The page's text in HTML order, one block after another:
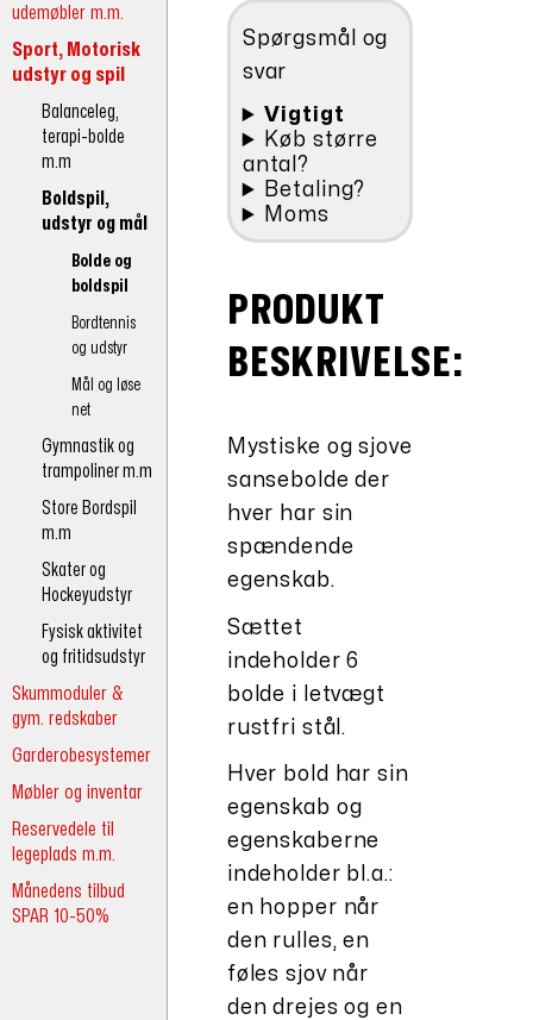
udemøbler m.m.
Sport, Motorisk
udstyr og spil
Balanceleg,
terapi-bolde
m.m
Boldspil,
udstyr og mål
Bolde og
boldspil
Bordtennis
og udstyr
Mål og løse
net
Gymnastik og
trampoliner m.m
Store Bordspil
m.m
Skater og
Hockeyudstyr
Fysisk aktivitet
og fritidsudstyr
Skummoduler &
gym. redskaber
Garderobesystemer
Møbler og inventar
Reservedele til
legeplads m.m.
Månedens tilbud
SPAR 10-50%
Spørgsmål og
svar
Vigtigt
Køb større
antal?
Betaling?
Moms
PRODUKT
BESKRIVELSE:
Mystiske og sjove
sansebolde der
hver har sin
spændende
egenskab.
Sættet
indeholder 6
bolde i letvægt
rustfri stål.
Hver bold har sin
egenskab og
egenskaberne
indeholder bl.a.:
en hopper når
den rulles, en
føles sjov når
den drejes og en